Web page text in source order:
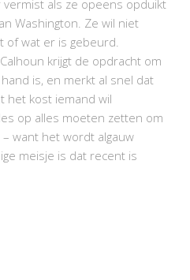
vermist als ze opeens opduikt
Washington. Ze wil niet
of wat er is gebeurd.
krijgt de opdracht om
is, en merkt al snel dat
het kost iemand wil
op alles moeten zetten om
want het wordt algauw
meisje is dat recent is